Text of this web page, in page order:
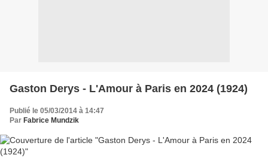
Gaston Derys - L'Amour à Paris en 2024 (1924)
Publié le 05/03/2014 à 14:47
Par Fabrice Mundzik